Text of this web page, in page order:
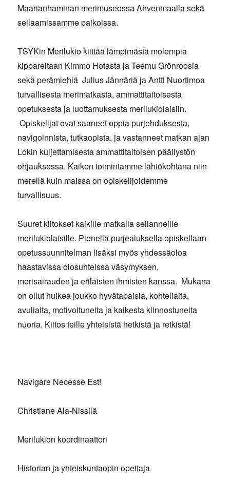
Maarianhaminan merimuseossa Ahvenmaalla sekä
seilaamissamme paikoissa.
TSYKin Merilukio kiittää lämpimästä molempia
kippareitaan Kimmo Hotasta ja Teemu Grönroosia
sekä perämiehiä Julius Jännäriä ja Antti Nuortimoa
turvallisesta merimatkasta, ammattitaitoisesta
opetuksesta ja luottamuksesta merilukiolaisiin.
Opiskelijat ovat saaneet oppia purjehduksesta,
navigoinnista, tutkaopista, ja vastanneet matkan ajan
Lokin kuljettamisesta ammattitaitoisen päällystön
ohjauksessa. Kaiken toimintamme lähtökohtana niin
merellä kuin maissa on opiskelijoidemme
turvallisuus.
Suuret kiitokset kaikille matkalla seilanneille
merilukiolaisille. Pienellä purjealuksella opiskellaan
opetussuunnitelman lisäksi myös yhdessäoloa
haastavissa olosuhteissa väsymyksen,
merisairauden ja erilaisten ihmisten kanssa. Mukana
on ollut huikea joukko hyvätapaisia, kohteliaita,
avuliaita, motivoituneita ja kaikesta kiinnostuneita
nuoria. Kiitos teille yhteisistä hetkistä ja retkistä!
Navigare Necesse Est!
Christiane Ala-Nissilä
Merilukion koordinaattori
Historian ja yhteiskuntaopin opettaja